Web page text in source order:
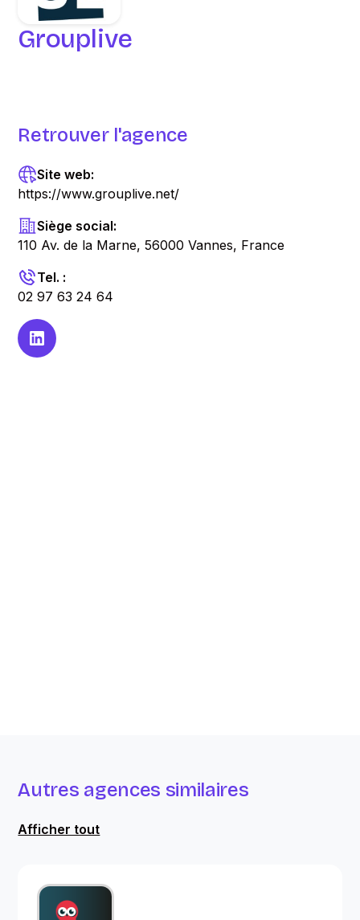
Grouplive
Retrouver l'agence
Site web:
https://www.grouplive.net/
Siège social:
110 Av. de la Marne, 56000 Vannes, France
Tel. :
02 97 63 24 64
Autres agences similaires
Afficher tout